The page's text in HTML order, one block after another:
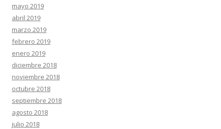
mayo 2019
abril 2019
marzo 2019
febrero 2019
enero 2019
diciembre 2018
noviembre 2018
octubre 2018
septiembre 2018
agosto 2018
julio 2018